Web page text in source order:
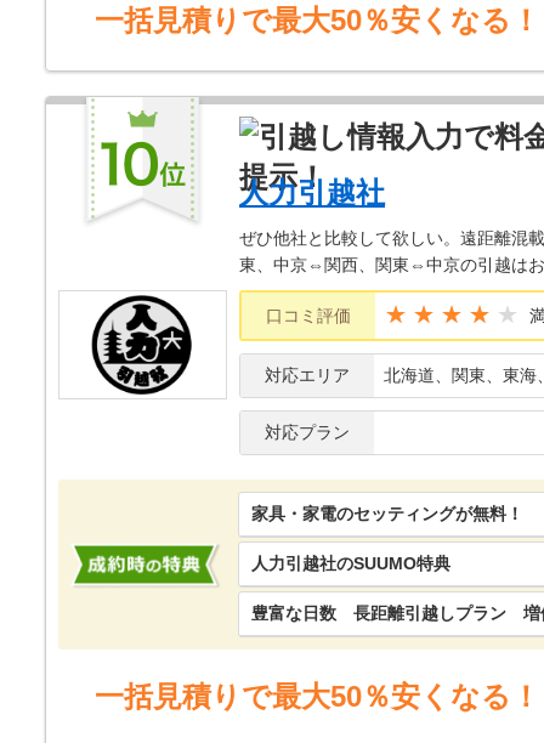
一括見積りで最大50％安くなる！
人力引越社
ぜひ他社と比較して欲しい。遠距離混
東、中京⇔関西、関東⇔中京の引越は
口コミ評価 ★★★★
対応エリア 北海道、関東、東海
対応プラン
家具・家電のセッティングが無料！
人力引越社のSUUMO特典
豊富な日数 長距離引越しプラン 増
一括見積りで最大50％安くなる！